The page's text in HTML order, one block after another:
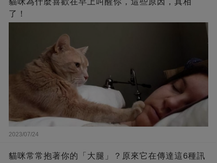
貓咪為什麼喜歡在早上叫醒你，這些原因，真相
了！
2023/07/24
貓咪常常抱著你的「大腿」？原來它在傳達這6種訊